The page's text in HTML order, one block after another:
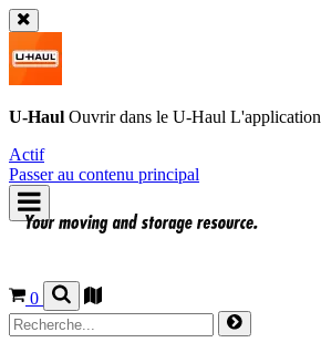
U-Haul Ouvrir dans le U-Haul L'application
Actif
Passer au contenu principal
0